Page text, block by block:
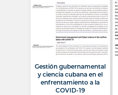
Gestión gubernamental
y ciencia cubana en el
enfrentamiento a la
COVID-19